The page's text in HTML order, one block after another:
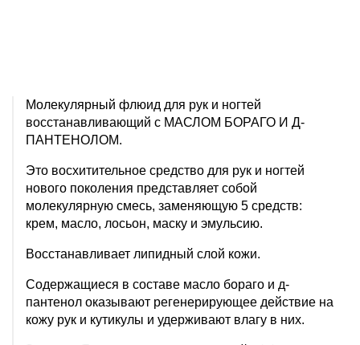
Молекулярный флюид для рук и ногтей
восстанавливающий с МАСЛОМ БОРАГО И Д-
ПАНТЕНОЛОМ.
Это восхитительное средство для рук и ногтей
нового поколения представляет собой
молекулярную смесь, заменяющую 5 средств:
крем, масло, лосьон, маску и эмульсию.
Восстанавливает липидный слой кожи.
Содержащиеся в составе масло бораго и д-
пантенол оказывают регенерирующее действие на
кожу рук и кутикулы и удерживают влагу в них.